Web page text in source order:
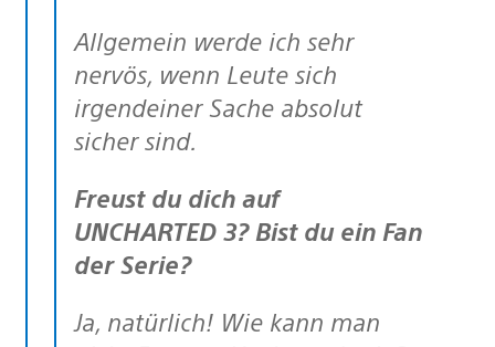
Allgemein werde ich sehr
nervös, wenn Leute sich
irgendeiner Sache absolut
sicher sind.
Freust du dich auf
UNCHARTED 3? Bist du ein Fan
der Serie?
Ja, natürlich! Wie kann man